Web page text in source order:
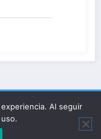
y Condiciones
Funciona con
Al seguir